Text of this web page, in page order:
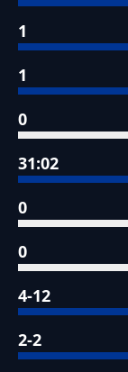
1
1
0
31:02
0
0
4-12
2-2